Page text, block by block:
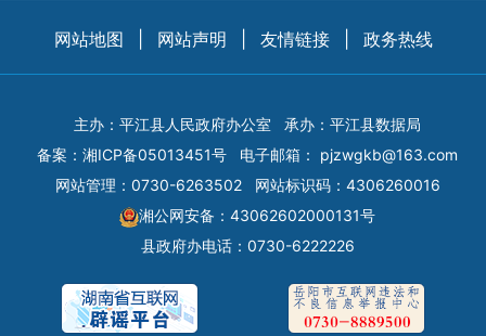
网站地图 网站声明 友情链接 政务热线
主办：平江县人民政府办公室
承办：平江县数据局
备案： 湘ICP备05013451号 电子邮箱： pjzwgkb@163.com
网站管理：0730-6263502
网站标识码：4306260016
湘公网安备：43062602000131号
县政府办电话：0730-6222226